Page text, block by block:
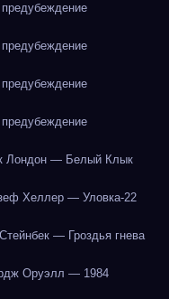
Лондон — Белый Клык
Хеллер — Уловка-22
— Гроздья гнева
Оруэлл — 1984